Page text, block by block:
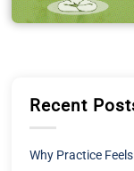
Recent
Why Practice